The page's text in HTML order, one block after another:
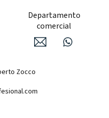
Departamento
comercial
Zocco